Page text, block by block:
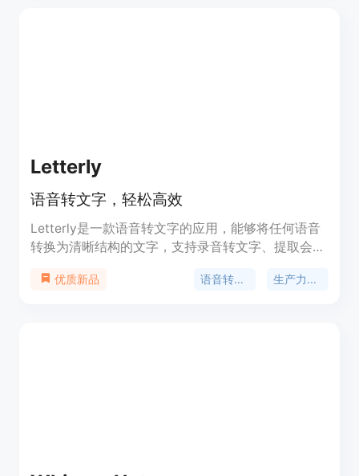
Letterly
语音转文字，轻松高效
Letterly是一款语音转文字的应用，能够将任何语音
转换为清晰结构的文字，支持录音转文字、提取会议
能，让您的文字随心所欲。通过AI增强技术，文字更
优质新品 语音转文字 生产力工具